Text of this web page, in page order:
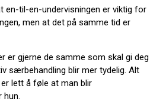
en-til-en-undervisningen er viktig for
men at det på samme tid er
er gjerne de samme som skal gi deg
særbehandling blir mer tydelig. Alt
lett å føle at man blir
hun.